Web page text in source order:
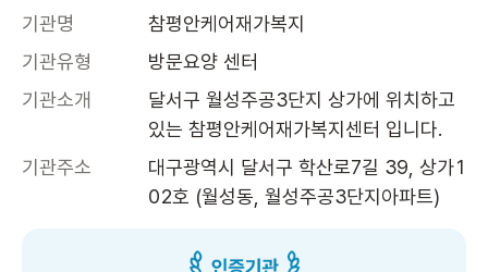
기관명
참평안케어재가복지
기관유형
방문요양 센터
기관소개
달서구 월성주공3단지 상가에 위치하고
있는 참평안케어재가복지센터 입니다.
기관주소
대구광역시 달서구 학산로7길 39, 상가1
02호 (월성동, 월성주공3단지아파트)